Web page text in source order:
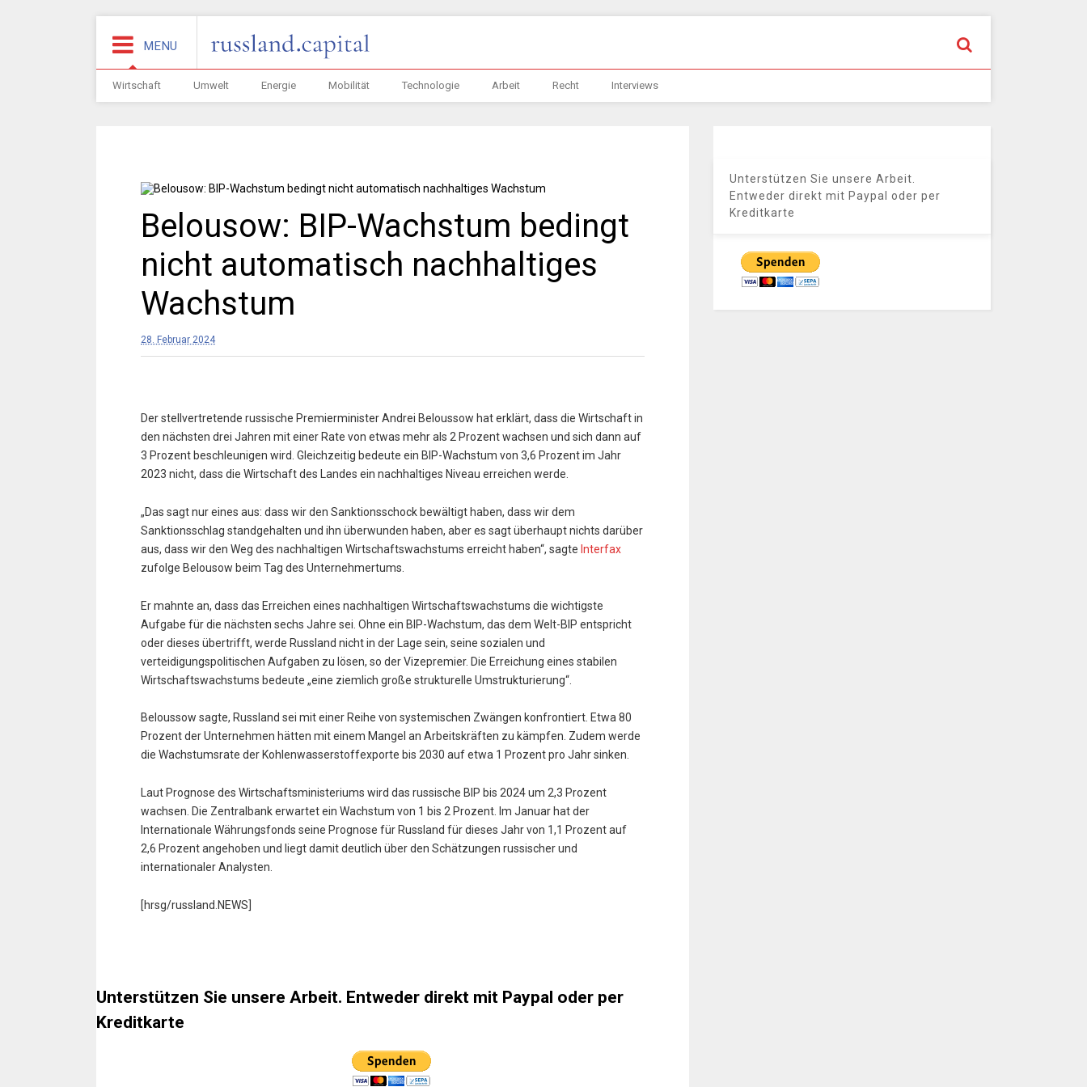
MENU
Wirtschaft Umwelt Energie Mobilität Technologie Arbeit Recht Interviews
Belousow: BIP-Wachstum bedingt
nicht automatisch nachhaltiges
Wachstum
28. Februar 2024
Der stellvertretende russische Premierminister Andrei Beloussow hat erklärt, dass die Wirtschaft in
den nächsten drei Jahren mit einer Rate von etwas mehr als 2 Prozent wachsen und sich dann auf
3 Prozent beschleunigen wird. Gleichzeitig bedeute ein BIP-Wachstum von 3,6 Prozent im Jahr
2023 nicht, dass die Wirtschaft des Landes ein nachhaltiges Niveau erreichen werde.
„Das sagt nur eines aus: dass wir den Sanktionsschock bewältigt haben, dass wir dem
Sanktionsschlag standgehalten und ihn überwunden haben, aber es sagt überhaupt nichts darüber
aus, dass wir den Weg des nachhaltigen Wirtschaftswachstums erreicht haben“, sagte Interfax
zufolge Belousow beim Tag des Unternehmertums.
Er mahnte an, dass das Erreichen eines nachhaltigen Wirtschaftswachstums die wichtigste
Aufgabe für die nächsten sechs Jahre sei. Ohne ein BIP-Wachstum, das dem Welt-BIP entspricht
oder dieses übertrifft, werde Russland nicht in der Lage sein, seine sozialen und
verteidigungspolitischen Aufgaben zu lösen, so der Vizepremier. Die Erreichung eines stabilen
Wirtschaftswachstums bedeute „eine ziemlich große strukturelle Umstrukturierung“.
Beloussow sagte, Russland sei mit einer Reihe von systemischen Zwängen konfrontiert. Etwa 80
Prozent der Unternehmen hätten mit einem Mangel an Arbeitskräften zu kämpfen. Zudem werde
die Wachstumsrate der Kohlenwasserstoffexporte bis 2030 auf etwa 1 Prozent pro Jahr sinken.
Laut Prognose des Wirtschaftsministeriums wird das russische BIP bis 2024 um 2,3 Prozent
wachsen. Die Zentralbank erwartet ein Wachstum von 1 bis 2 Prozent. Im Januar hat der
Internationale Währungsfonds seine Prognose für Russland für dieses Jahr von 1,1 Prozent auf
2,6 Prozent angehoben und liegt damit deutlich über den Schätzungen russischer und
internationaler Analysten.
[hrsg/russland.NEWS]
Unterstützen Sie unsere Arbeit. Entweder direkt mit Paypal oder per
Kreditkarte
Unterstützen Sie unsere Arbeit.
Entweder direkt mit Paypal oder per
Kreditkarte